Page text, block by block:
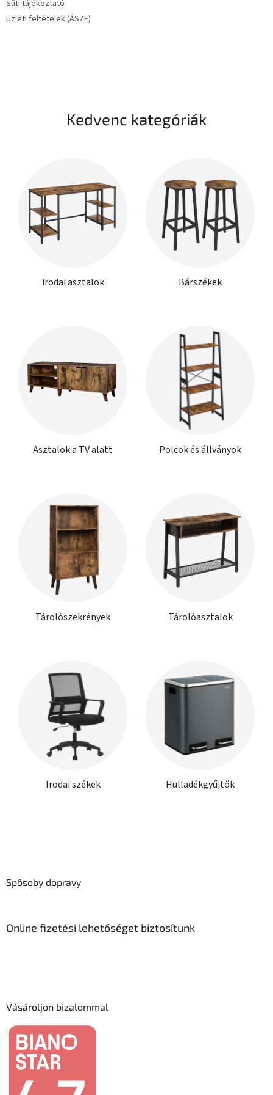
Süti tájékoztató
Üzleti feltételek (ÁSZF)
Kedvenc kategóriák
irodai asztalok Bárszékek
Asztalok a TV alatt Polcok és állványok
Tárolószekrények Tárolóasztalok
Irodai székek Hulladékgyűjtők
Spôsoby dopravy
Online fizetési lehetőséget biztosítunk
Vásároljon bizalommal